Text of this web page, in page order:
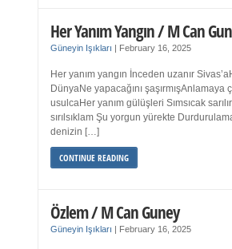
Her Yanım Yangın / M Can
Güneyin Işıkları February 16, 2025
Her yanım yangın İnceden uzanır
DünyaNe yapacağını
usulcaHer yanım gülüşleri Sımsıcak
sırılsıklam Şu yorgun yürekte
denizin […]
CONTINUE READING
Özlem / M Can Guney
Güneyin Işıkları February 16, 2025